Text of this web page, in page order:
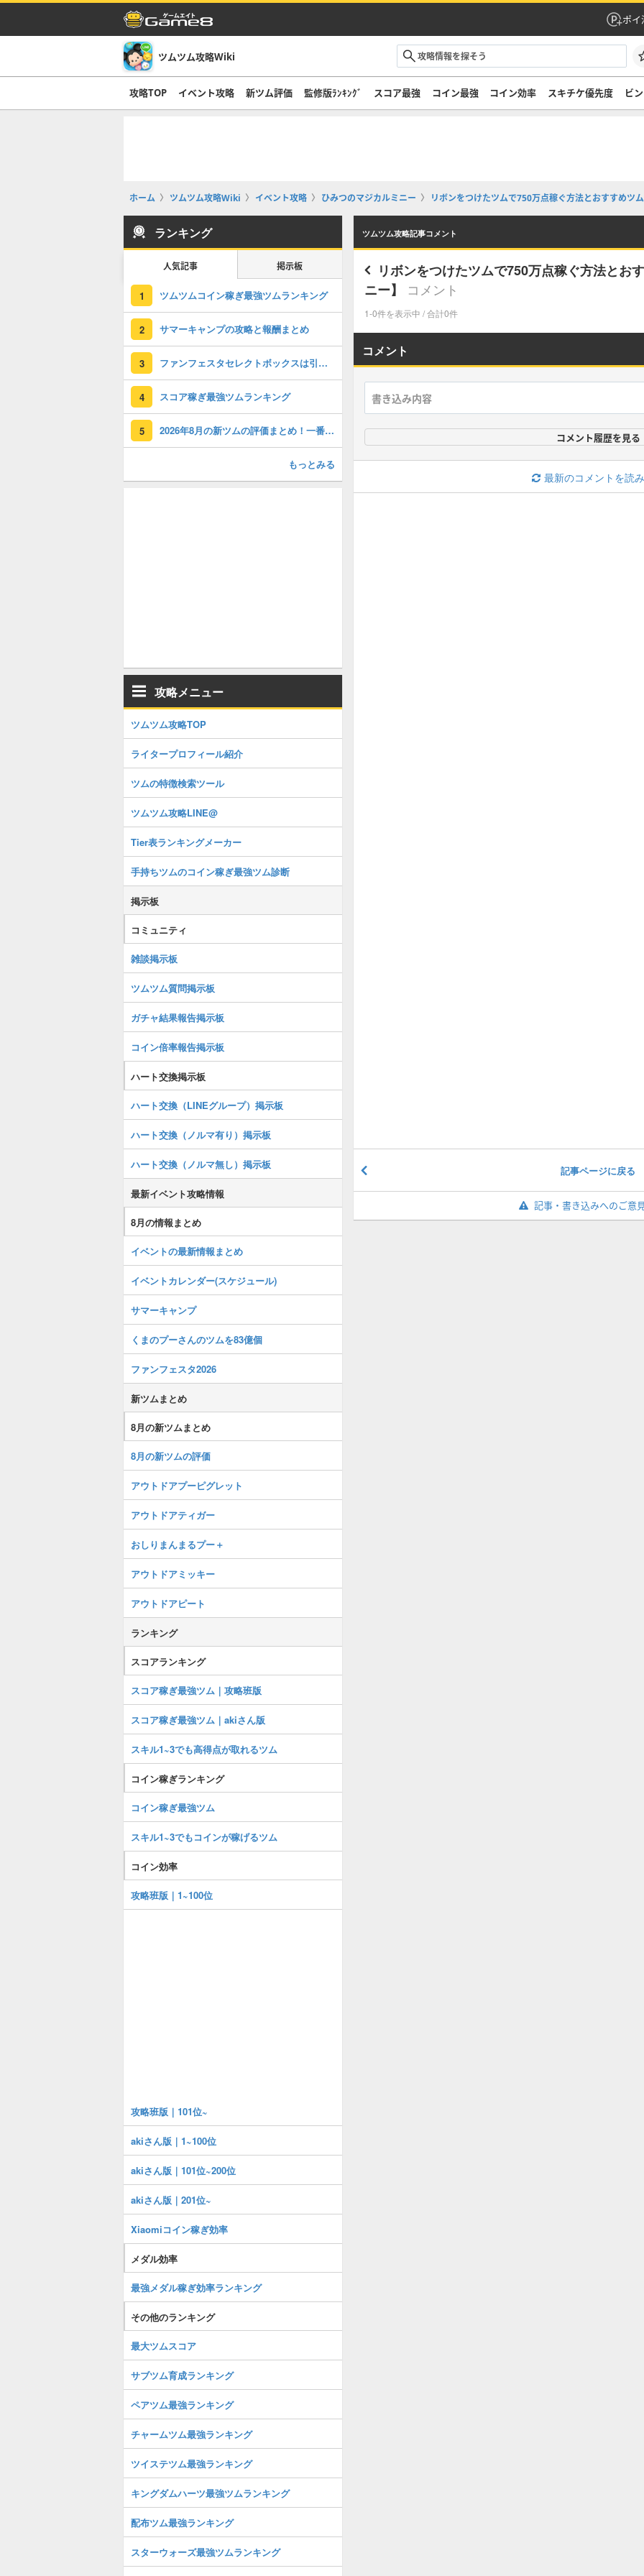
ポイ
ツムツム攻略Wiki
攻略TOP イベント攻略 新ツム評価 監修版ﾗﾝｷﾝｸﾞ スコア最強 コイン最強 コイン効率 スキチケ優先度 ビ
ホーム ツムツム攻略Wiki イベント攻略 ひみつのマジカルミニー リボンをつけたツムで750万点稼ぐ方法とおすすめツ
ツムツム攻略記事コメント
リボンをつけたツムで750万点稼ぐ方法とお
ニー】
コメント
1-0件を表示中 / 合計0件
コメント
コメント履歴を見る
最新のコメントを読
記事ページに戻る
記事・書き込みへのご意
ランキング
人気記事 掲示板
1 ツムツムコイン稼ぎ最強ツムランキング
2 サマーキャンプの攻略と報酬まとめ
3 ファンフェスタセレクトボックスは引くべき？｜8月(第274弾)
4 スコア稼ぎ最強ツムランキング
5 2026年8月の新ツムの評価まとめ！一番強いツムは？
もっとみる
攻略メニュー
ツムツム攻略TOP
ライタープロフィール紹介
ツムの特徴検索ツール
ツムツム攻略LINE@
Tier表ランキングメーカー
手持ちツムのコイン稼ぎ最強ツム診断
掲示板
コミュニティ
雑談掲示板
ツムツム質問掲示板
ガチャ結果報告掲示板
コイン倍率報告掲示板
ハート交換掲示板
ハート交換（LINEグループ）掲示板
ハート交換（ノルマ有り）掲示板
ハート交換（ノルマ無し）掲示板
最新イベント攻略情報
8月の情報まとめ
イベントの最新情報まとめ
イベントカレンダー(スケジュール)
サマーキャンプ
くまのプーさんのツムを83億個
ファンフェスタ2026
新ツムまとめ
8月の新ツムまとめ
8月の新ツムの評価
アウトドアプーピグレット
アウトドアティガー
おしりまんまるプー＋
アウトドアミッキー
アウトドアピート
ランキング
スコアランキング
スコア稼ぎ最強ツム｜攻略班版
スコア稼ぎ最強ツム｜akiさん版
スキル1~3でも高得点が取れるツム
コイン稼ぎランキング
コイン稼ぎ最強ツム
スキル1~3でもコインが稼げるツム
コイン効率
攻略班版｜1~100位
攻略班版｜101位~
akiさん版｜1~100位
akiさん版｜101位~200位
akiさん版｜201位~
Xiaomiコイン稼ぎ効率
メダル効率
最強メダル稼ぎ効率ランキング
その他のランキング
最大ツムスコア
サブツム育成ランキング
ペアツム最強ランキング
チャームツム最強ランキング
ツイステツム最強ランキング
キングダムハーツ最強ツムランキング
配布ツム最強ランキング
スターウォーズ最強ツムランキング